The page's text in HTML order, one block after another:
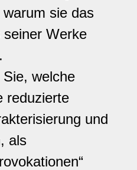
sie das
Werke
welche
reduzierte
und
als